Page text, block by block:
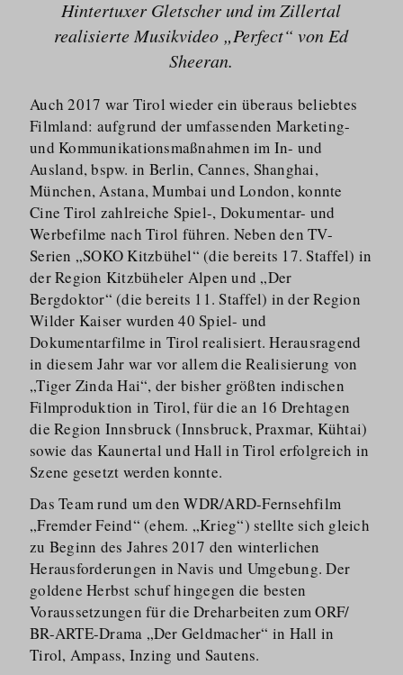
Hintertuxer Gletscher und im Zillertal
realisierte Musikvideo „Perfect“ von Ed
Sheeran.
Auch 2017 war Tirol wieder ein überaus beliebtes
Filmland: aufgrund der umfassenden Marketing-
und Kommunika­ti­ons­maßnahmen im In- und
Ausland, bspw. in Berlin, Cannes, Shanghai,
München, Astana, Mumbai und London, konnte
Cine Tirol zahlreiche Spiel-, Dokumentar- und
Werbefilme nach Tirol führen. Neben den TV-
Serien „SOKO Kitzbühel“ (die bereits 17. Staffel) in
der Region Kitzbüheler Alpen und „Der
Bergdoktor“ (die bereits 11. Staffel) in der Region
Wilder Kaiser wurden 40 Spiel- und
Dokumentarfilme in Tirol realisiert. Herausragend
in diesem Jahr war vor allem die Realisierung von
„Tiger Zinda Hai“, der bisher größten indischen
Filmproduktion in Tirol, für die an 16 Drehtagen
die Region Innsbruck (Innsbruck, Praxmar, Kühtai)
sowie das Kaunertal und Hall in Tirol erfolgreich in
Szene gesetzt werden konnte.
Das Team rund um den WDR/​ARD-Fernsehfilm
„Fremder Feind“ (ehem. „Krieg“) stellte sich gleich
zu Beginn des Jahres 2017 den winterlichen
Herausfor­derungen in Navis und Umgebung. Der
goldene Herbst schuf hingegen die besten
Voraussetzungen für die Dreharbeiten zum ORF/​
BR-ARTE-Drama „Der Geldmacher“ in Hall in
Tirol, Ampass, Inzing und Sautens.